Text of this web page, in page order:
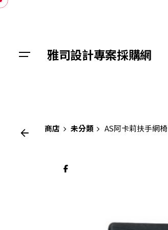
Skip
雅司設計專案採購網
商店 未分類 AS阿卡莉扶手網椅